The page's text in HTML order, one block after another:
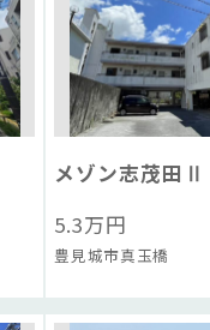
メゾン志茂田Ⅱ
5.3万円
豊見城市真玉橋